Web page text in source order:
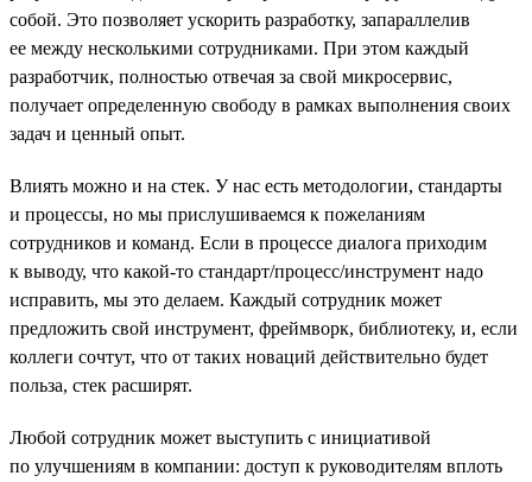
собой. Это позволяет ускорить разработку, запараллелив
ее между несколькими сотрудниками. При этом каждый
разработчик, полностью отвечая за свой микросервис,
получает определенную свободу в рамках выполнения своих
задач и ценный опыт.
Влиять можно и на стек. У нас есть методологии, стандарты
и процессы, но мы прислушиваемся к пожеланиям
сотрудников и команд. Если в процессе диалога приходим
к выводу, что какой-то стандарт/процесс/инструмент надо
исправить, мы это делаем. Каждый сотрудник может
предложить свой инструмент, фреймворк, библиотеку, и, если
коллеги сочтут, что от таких новаций действительно будет
польза, стек расширят.
Любой сотрудник может выступить с инициативой
по улучшениям в компании: доступ к руководителям вплоть